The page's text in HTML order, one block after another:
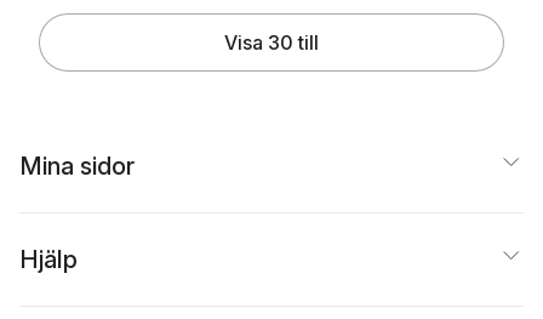
Visa 30 till
Mina sidor
Hjälp